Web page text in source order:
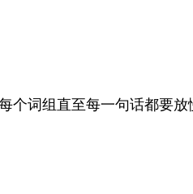
个词组直至每一句话都要